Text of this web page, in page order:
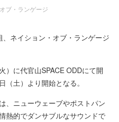
ブ・ランゲージ
ネイション・オブ・ランゲージ
）に代官山SPACE ODDにて開
（土）より開始となる。
、ニューウェーブやポストパン
熱的でダンサブルなサウンドで